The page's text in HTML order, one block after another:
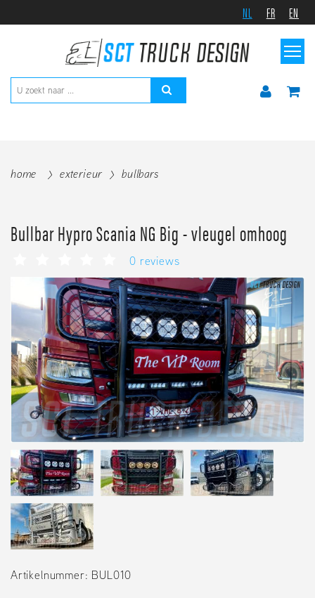
NL FR EN
home exterieur bullbars
Bullbar Hypro Scania NG Big - vleugel omhoog
0 reviews
Artikelnummer: BUL010